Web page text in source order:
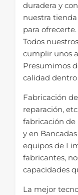
duradera y
nuestra
para ofrecerte.
Todos
cumplir unos
Presumimos
calidad dentro
Fabricación
reparación,
fabricación de
y en
equipos de
fabricantes,
capacidades
La mejor